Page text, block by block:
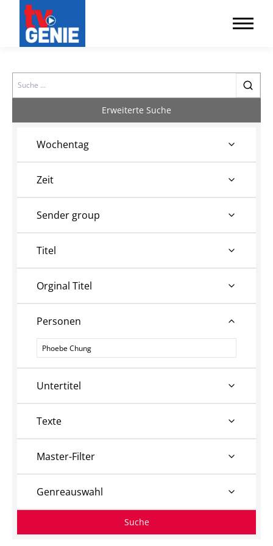
Search
Erweiterte Suche
Wochentag
Zeit
Sender group
Titel
Orginal Titel
Personen
Personen
Untertitel
Texte
Master-Filter
Genreauswahl
Suche